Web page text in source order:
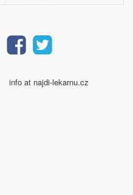
info at najdi-lekarnu.cz